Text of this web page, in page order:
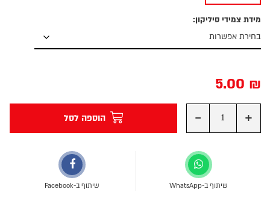
מידת צמידי סיליקון:
5.00 ₪
+
- הוספה לסל
שיתוף ב-WhatsApp שיתוף ב-Facebook